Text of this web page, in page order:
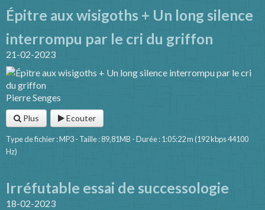
Épitre aux wisigoths + Un long silence
interrompu par le cri du griffon
21-02-2023
Pierre Senges
Plus Ecouter
Type de fichier : MP3 - Taille : 89,81MB - Durée : 1:05:22 m (192 kbps 44100
Hz)
Irréfutable essai de successologie
18-02-2023